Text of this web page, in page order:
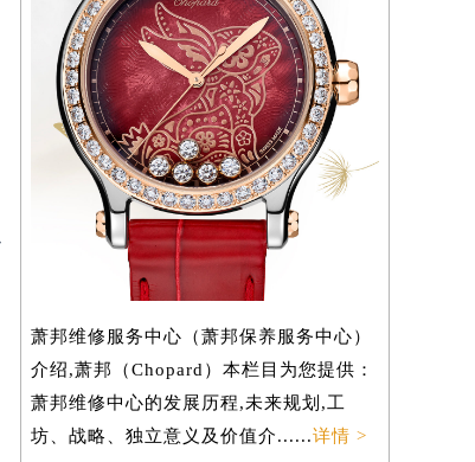
萧邦维修服务中心（萧邦保养服务中心）
介绍,萧邦（Chopard）本栏目为您提供：
萧邦维修中心的发展历程,未来规划,工
坊、战略、独立意义及价值介......详情 >